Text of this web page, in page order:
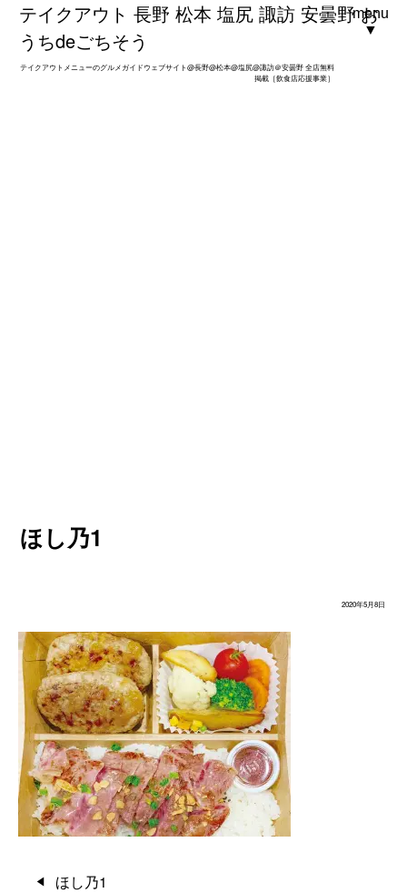
テイクアウト 長野 松本 塩尻 諏訪 安曇野 お
うちdeごちそう
テイクアウトメニューのグルメガイドウェブサイト@長野@松本@塩尻@諏訪＠安曇野 全店無料
掲載［飲食店応援事業］
menu
▼
ほし乃1
2020年5月8日
ほし乃1